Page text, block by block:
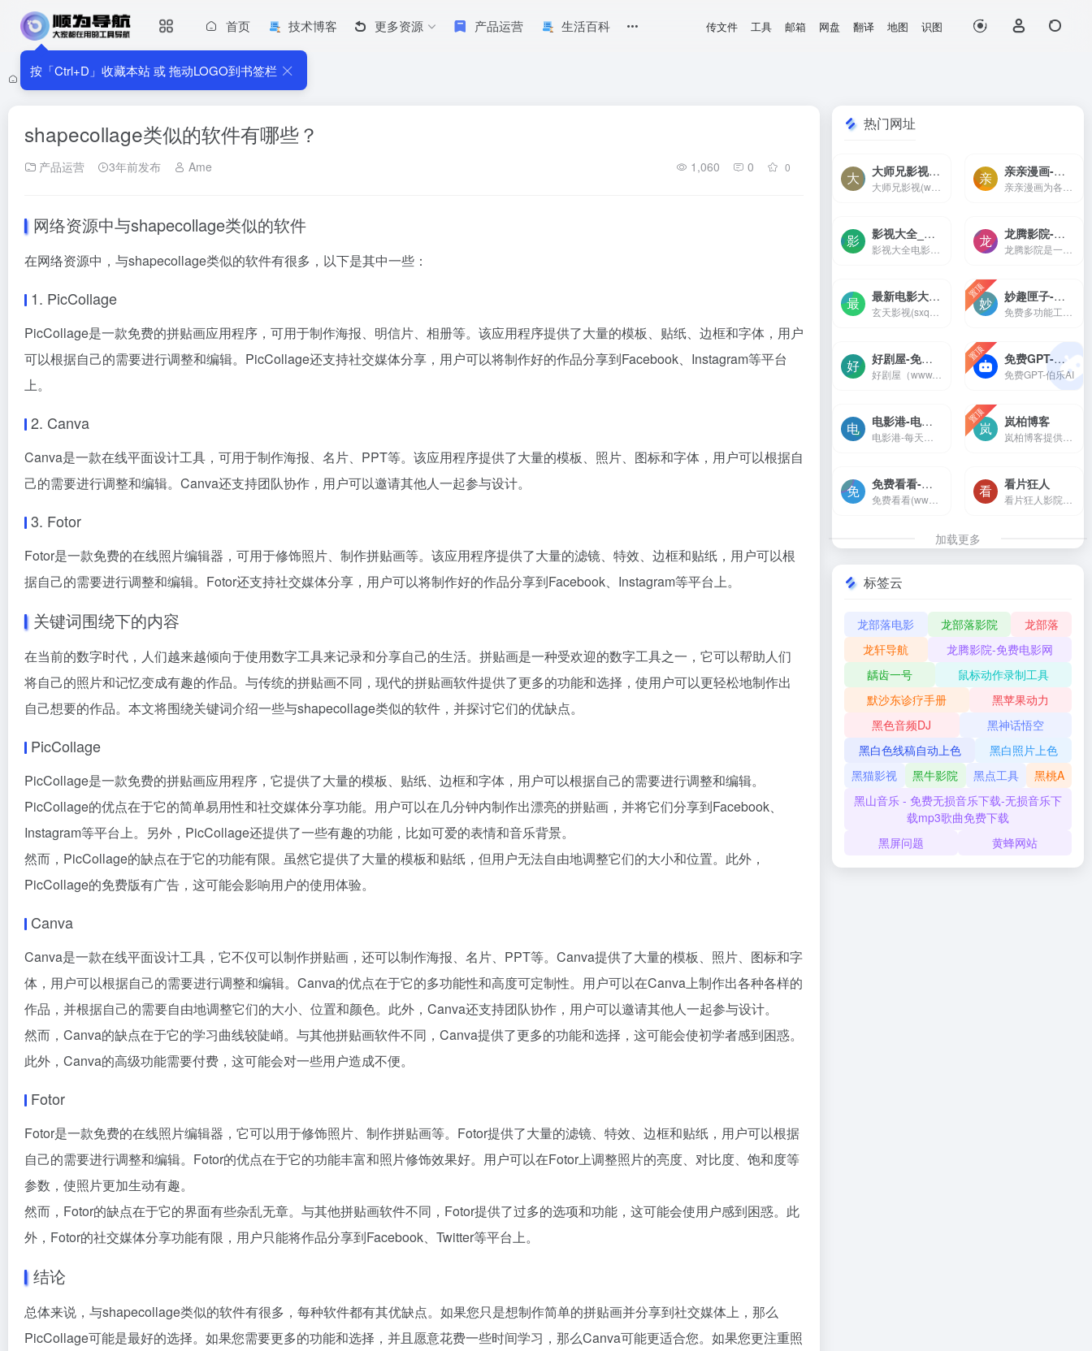
按「Ctrl+D」收藏本站 或 拖动LOGO到书签栏
首页 技术博客 更多资源 产品运营 生活百科 传文件 工具 邮箱 网盘 翻译 地图 识图
首页 产品运营 • shapecollage类似的软件有哪些？
shapecollage类似的软件有哪些？
产品运营 3年前发布 Ame 1,060 0 0
网络资源中与shapecollage类似的软件
在网络资源中，与shapecollage类似的软件有很多，以下是其中一些：
1. PicCollage
PicCollage是一款免费的拼贴画应用程序，可用于制作海报、明信片、相册等。该应用程序提供了大量的模板、贴纸、边框和字体，用户
可以根据自己的需要进行调整和编辑。PicCollage还支持社交媒体分享，用户可以将制作好的作品分享到Facebook、Instagram等平台
上。
2. Canva
Canva是一款在线平面设计工具，可用于制作海报、名片、PPT等。该应用程序提供了大量的模板、照片、图标和字体，用户可以根据自
己的需要进行调整和编辑。Canva还支持团队协作，用户可以邀请其他人一起参与设计。
3. Fotor
Fotor是一款免费的在线照片编辑器，可用于修饰照片、制作拼贴画等。该应用程序提供了大量的滤镜、特效、边框和贴纸，用户可以根
据自己的需要进行调整和编辑。Fotor还支持社交媒体分享，用户可以将制作好的作品分享到Facebook、Instagram等平台上。
关键词围绕下的内容
在当前的数字时代，人们越来越倾向于使用数字工具来记录和分享自己的生活。拼贴画是一种受欢迎的数字工具之一，它可以帮助人们
将自己的照片和记忆变成有趣的作品。与传统的拼贴画不同，现代的拼贴画软件提供了更多的功能和选择，使用户可以更轻松地制作出
自己想要的作品。本文将围绕关键词介绍一些与shapecollage类似的软件，并探讨它们的优缺点。
PicCollage
PicCollage是一款免费的拼贴画应用程序，它提供了大量的模板、贴纸、边框和字体，用户可以根据自己的需要进行调整和编辑。
PicCollage的优点在于它的简单易用性和社交媒体分享功能。用户可以在几分钟内制作出漂亮的拼贴画，并将它们分享到Facebook、
Instagram等平台上。另外，PicCollage还提供了一些有趣的功能，比如可爱的表情和音乐背景。
然而，PicCollage的缺点在于它的功能有限。虽然它提供了大量的模板和贴纸，但用户无法自由地调整它们的大小和位置。此外，
PicCollage的免费版有广告，这可能会影响用户的使用体验。
Canva
Canva是一款在线平面设计工具，它不仅可以制作拼贴画，还可以制作海报、名片、PPT等。Canva提供了大量的模板、照片、图标和字
体，用户可以根据自己的需要进行调整和编辑。Canva的优点在于它的多功能性和高度可定制性。用户可以在Canva上制作出各种各样的
作品，并根据自己的需要自由地调整它们的大小、位置和颜色。此外，Canva还支持团队协作，用户可以邀请其他人一起参与设计。
然而，Canva的缺点在于它的学习曲线较陡峭。与其他拼贴画软件不同，Canva提供了更多的功能和选择，这可能会使初学者感到困惑。
此外，Canva的高级功能需要付费，这可能会对一些用户造成不便。
Fotor
Fotor是一款免费的在线照片编辑器，它可以用于修饰照片、制作拼贴画等。Fotor提供了大量的滤镜、特效、边框和贴纸，用户可以根据
自己的需要进行调整和编辑。Fotor的优点在于它的功能丰富和照片修饰效果好。用户可以在Fotor上调整照片的亮度、对比度、饱和度等
参数，使照片更加生动有趣。
然而，Fotor的缺点在于它的界面有些杂乱无章。与其他拼贴画软件不同，Fotor提供了过多的选项和功能，这可能会使用户感到困惑。此
外，Fotor的社交媒体分享功能有限，用户只能将作品分享到Facebook、Twitter等平台上。
结论
总体来说，与shapecollage类似的软件有很多，每种软件都有其优缺点。如果您只是想制作简单的拼贴画并分享到社交媒体上，那么
PicCollage可能是最好的选择。如果您需要更多的功能和选择，并且愿意花费一些时间学习，那么Canva可能更适合您。如果您更注重照
热门网址
大师兄影视-2023年最新高清热播电影-好看的电影电视剧、免费在线观看-大师兄影视(www.dsxysproo.com)是一个免费在线影院，为广大影迷提供提供无广告无弹窗无删减高最新热播高清电影、电视剧，热门韩剧，欧美大片在线观看，每天更新好看的电影电视剧，尽在大师兄影视 亲亲漫画-最新热门国漫/日漫/韩漫大全,好看漫画免费阅读
影视大全_电影电视剧免费在线观看_免费电影电视剧网-影视大全电影网(www.daquanys.com)提供免费电影在线观看,免费电视剧在线观看,最新电影电视剧在线观看,免费电影电视剧网站,电影天堂,88影视网,西瓜影视,高清电影在线观看电影电视剧网站,在线电影院。 龙腾影院-免费电影网,手机影院,高清影视大全-龙腾影院是一个免费看vip电影电视剧的网站，拥有海量、优质、高清电影和好看的电视剧，搞笑综艺及新番动漫，无须会员即可无广告观看全网影视作品，看电影来龙腾影院准没错。
最新电影大片 – 高清播播影院 – 最新好看的电视剧免费在线观看 _ 玄天影视-玄天影视(sxqsgd.com)提供最全的最新电影大片，最热电视剧，韩国电视剧、香港TVB电视剧、韩剧、日剧、美剧、综艺、动漫的在线观看，无需下载任何播放器即可在线免费观看，每天第一时间更新，欢迎影迷到玄天 置顶 妙趣匣子-多功能集合的工具箱应用
好剧屋-免费电视剧、电影在线手机观看-好剧屋（www.zzyhhj.com）是一个免费手机在线观看，涵盖大量免费的短剧、VIP电视剧资源、最新上映大片、好看的综艺节目及动漫视频，是一个播放速度快，不卡顿的高清在线影院。
好剧屋（www.zzyhhj.com）是一个免费手机在线观看，涵盖大量免费的短剧、VIP电视剧资源、最新上映大片、好看的综艺节目及动漫视频，是一个播放速度快，不卡顿的高清在线影院。
置顶 免费GPT-伯乐AI
免费GPT-伯乐AI
电影港-电影港-每天搜集最新的电影，高清电影，720p高清电影，1080p高清电影，2160p高清电影的免费下载。专注于高清电影的下载服务。 置顶 岚柏博客
免费看看-在线电影-热播电视剧-热血动漫-免费看-免费看看(www.mianfeikk.com)每天搜集互联网最新电影和电视剧，为广大用户免费提供无广告在线观看电影和电视剧服务，及时收录最新、最热、最全的电影大片,高清正版免费看。 看片狂人
加载更多
标签云
龙部落电影 龙部落影院
龙部落
龙轩导航
龙腾影院-免费电影网
龋齿一号
鼠标动作录制工具
默沙东诊疗手册
黑苹果动力
黑色音频DJ
黑神话悟空
黑白色线稿自动上色
黑白照片上色
黑猫影视
黑牛影院 黑点工具
黑桃A
黑山音乐 - 免费无损音乐下载-无损音乐下
载mp3歌曲免费下载
黑屏问题
黄蜂网站